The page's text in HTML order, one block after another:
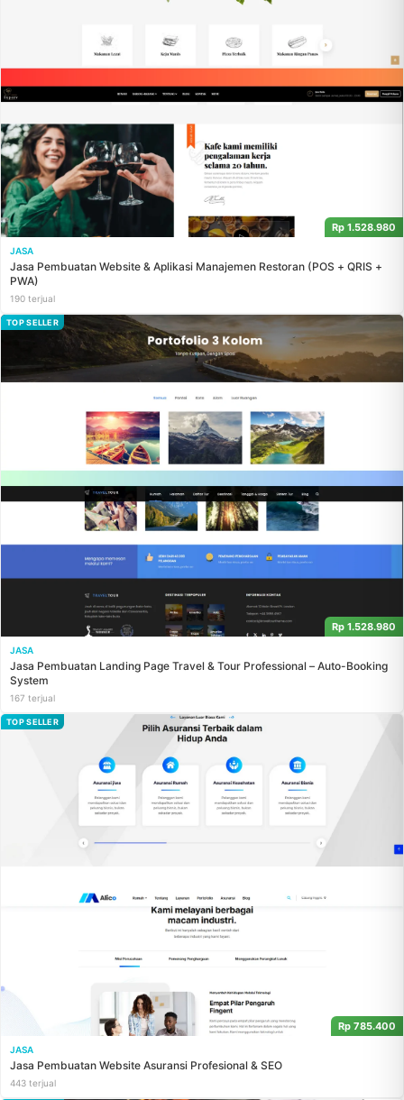
Rp 1.528.980
JASA
Jasa Pembuatan Website & Aplikasi Manajemen Restoran (POS + QRIS +
PWA)
190 terjual
TOP SELLER
Rp 1.528.980
JASA
Jasa Pembuatan Landing Page Travel & Tour Professional – Auto-Booking
System
167 terjual
TOP SELLER
Rp 785.400
JASA
Jasa Pembuatan Website Asuransi Profesional & SEO
443 terjual